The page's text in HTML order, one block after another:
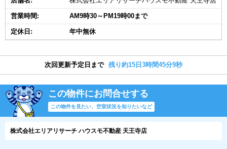
営業時間: AM9時30～PM19時00まで
定休日: 年中無休
次回更新予定日まで 残り約15日3時間45分8秒
この物件にお問合せする
この物件を見たい、空室状況を知りたいなど
株式会社エリアリサーチ ハウスモ不動産 天王寺店